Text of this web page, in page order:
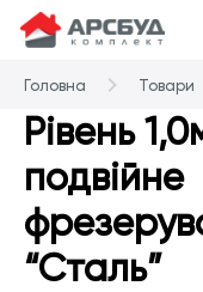
Головна Товари
Рівень
подвійне
“Сталь”